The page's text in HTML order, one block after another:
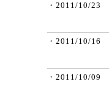
・2011/10/23
・2011/10/16
・2011/10/09